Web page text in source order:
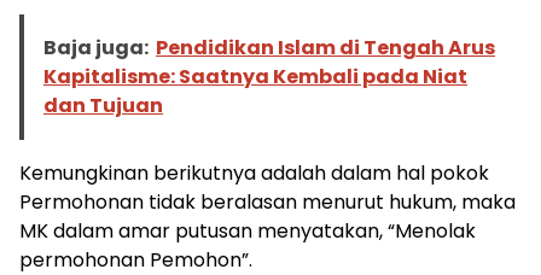
Baja juga: Pendidikan Islam di Tengah Arus
Kapitalisme: Saatnya Kembali pada Niat
dan Tujuan
Kemungkinan berikutnya adalah dalam hal pokok
Permohonan tidak beralasan menurut hukum, maka
MK dalam amar putusan menyatakan, “Menolak
permohonan Pemohon”.